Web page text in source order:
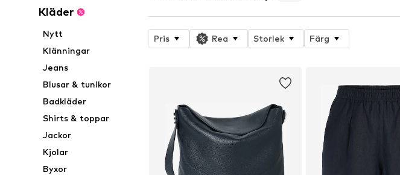
Kläder
Nytt
Klänningar
Jeans
Blusar & tunikor
Badkläder
Shirts & toppar
Jackor
Kjolar
Byxor
Pris Rea Storlek Färg